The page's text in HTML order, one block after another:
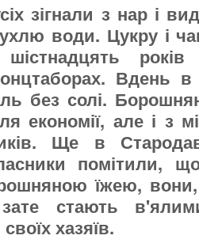
зігнали з нар і
води. Цукру і
Вдень
без солі.
економії, але і з
Ще в
помітили,
їжею,
стають
хазяїв.